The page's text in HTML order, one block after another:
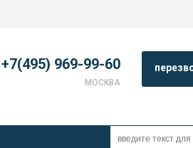
+7(495) 969-99-60
МОСКВА